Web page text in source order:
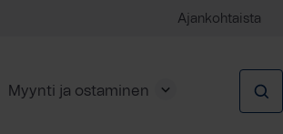
Ajankohtaista
Myynti ja ostaminen